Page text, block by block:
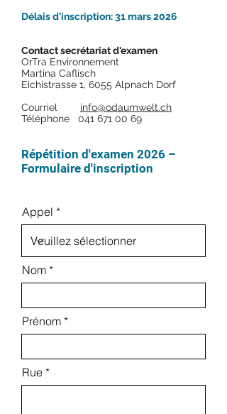
Délais d'inscription: 31 mars 2026
Contact secrétariat d'examen
OrTra Environnement
Martina Caflisch
Eichistrasse 1, 6055 Alpnach Dorf
Courriel info@odaumwelt.ch
Téléphone 041 671 00 69
Répétition d'examen 2026 –
Formulaire d'inscription
Appel
Nom
Prénom
Rue